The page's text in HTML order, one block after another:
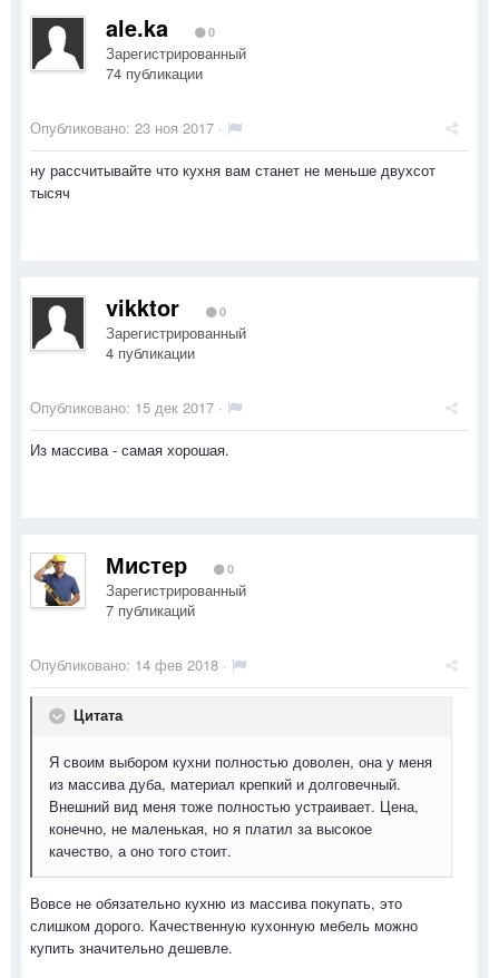
ale.ka 0
Зарегистрированный
74 публикации
Опубликовано: 23 ноя 2017 ·
ну рассчитывайте что кухня вам станет не меньше двухсот
тысяч
vikktor 0
Зарегистрированный
4 публикации
Опубликовано: 15 дек 2017 ·
Из массива - самая хорошая.
Мистер 0
Зарегистрированный
7 публикаций
Опубликовано: 14 фев 2018 ·
Цитата
Я своим выбором кухни полностью доволен, она у меня
из массива дуба, материал крепкий и долговечный.
Внешний вид меня тоже полностью устраивает. Цена,
конечно, не маленькая, но я платил за высокое
качество, а оно того стоит.
Вовсе не обязательно кухню из массива покупать, это
слишком дорого. Качественную кухонную мебель можно
купить значительно дешевле.